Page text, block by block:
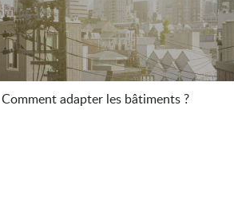
adapter les bâtiments ?